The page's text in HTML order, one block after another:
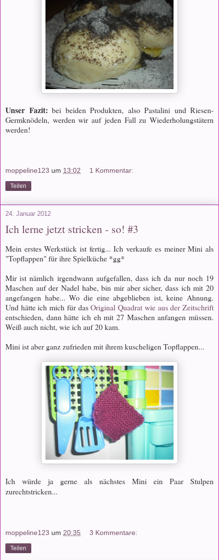
Unser Fazit: bei beiden Produkten, also Pastalini und Riesen-
Germknödeln, werden wir auf jeden Fall zu Wiederholungstätern
werden!
moppeline123 um 13:02 1 Kommentar:
Teilen
24. Januar 2012
Ich lerne jetzt stricken - so! #3
Mein erstes Werkstück ist fertig... Ich verkaufe es meiner Mini als
"Topflappen" für ihre Spielküche *gg*
Mir ist nämlich irgendwann aufgefallen, dass ich da nur noch 19
Maschen auf der Nadel habe, bin mir aber sicher, dass ich mit 20
angefangen habe... Wo die eine abgeblieben ist, keine Ahnung.
Und hätte ich mich für dasOriginal Quadrat wie aus der Zeitschrift
entschieden, dann hätte ich eh mit 27 Maschen anfangen müssen.
Weiß auch nicht, wie ich auf 20 kam.
Mini ist aber ganz zufrieden mit ihrem kuscheligen Topflappen...
Ich würde ja gerne als nächstes Mini ein Paar Stulpen
zurechtstricken...
moppeline123 um 20:35 3 Kommentare:
Teilen